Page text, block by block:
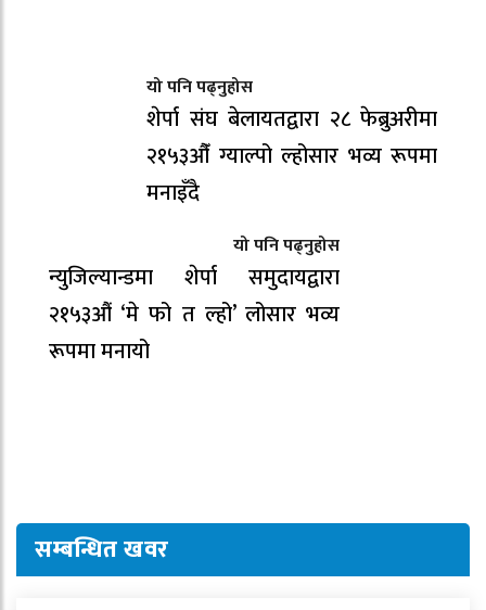
यो पनि पढ्नुहोस
शेर्पा संघ बेलायतद्वारा २८ फेब्रुअरीमा
२१५३औँ ग्याल्पो ल्होसार भव्य रूपमा
मनाइँदै
यो पनि पढ्नुहोस
न्युजिल्यान्डमा शेर्पा समुदायद्वारा
२१५३औं ‘मे फो त ल्हो’ लोसार भव्य
रूपमा मनायो
सम्बन्धित खवर